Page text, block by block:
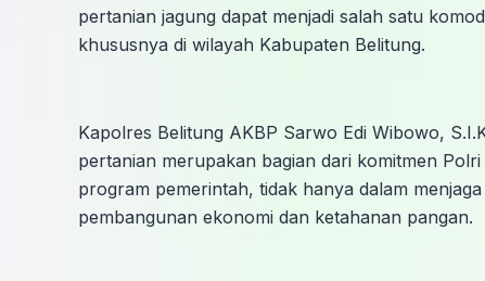
pertanian jagung dapat menjadi salah satu
khususnya di wilayah Kabupaten Belitung.
Kapolres Belitung AKBP Sarwo Edi Wibowo,
pertanian merupakan bagian dari komitmen
program pemerintah, tidak hanya dalam
pembangunan ekonomi dan ketahanan pangan.